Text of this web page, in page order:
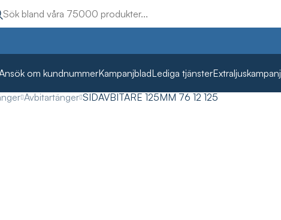
Sök produkter
om kundnummerKampanjbladLediga tjänsterExtraljuskampanj
Avbitartänger SIDAVBITARE 125MM 76 12 125